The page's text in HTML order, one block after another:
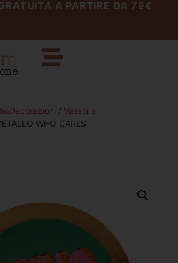
A PARTIRE DA 79€
/ Vassoi e
WHO CARES